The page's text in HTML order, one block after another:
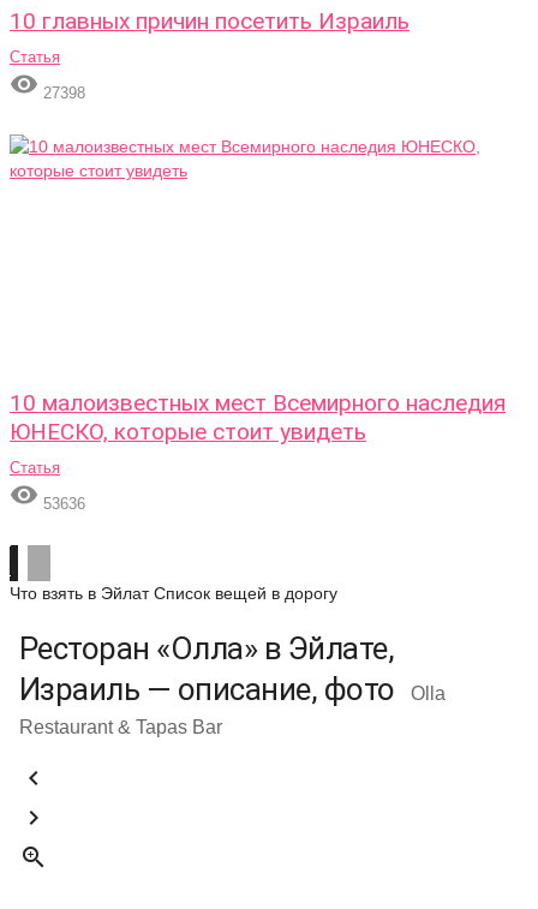
10 главных причин посетить Израиль
Статья
 27398
10 малоизвестных мест Всемирного наследия
ЮНЕСКО, которые стоит увидеть
Статья
 53636
Что взять в Эйлат Список вещей в дорогу
Ресторан «Олла» в Эйлате,
Израиль — описание, фото
Olla
Restaurant & Tapas Bar


